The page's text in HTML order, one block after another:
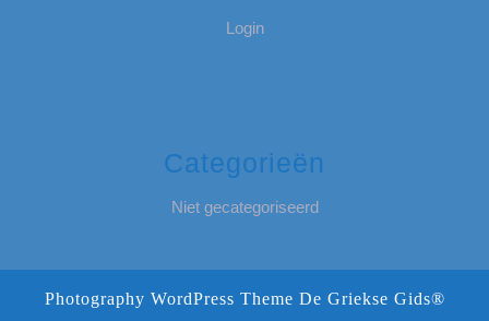
Login
Categorieën
Niet gecategoriseerd
Photography WordPress Theme De Griekse Gids®